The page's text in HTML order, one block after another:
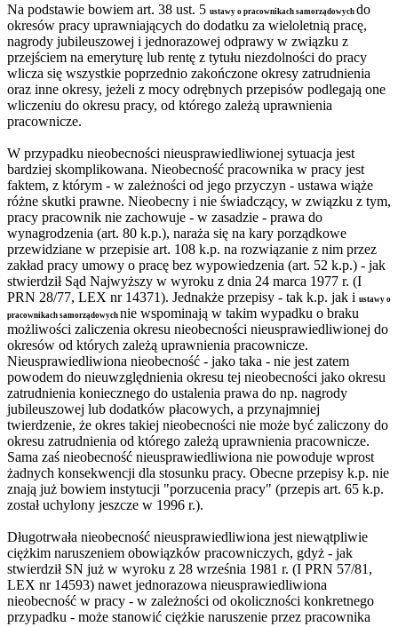
Na podstawie bowiem art. 38 ust. 5 ustawy o pracownikach samorządowych do
okresów pracy uprawniających do dodatku za wieloletnią pracę,
nagrody jubileuszowej i jednorazowej odprawy w związku z
przejściem na emeryturę lub rentę z tytułu niezdolności do pracy
wlicza się wszystkie poprzednio zakończone okresy zatrudnienia
oraz inne okresy, jeżeli z mocy odrębnych przepisów podlegają one
wliczeniu do okresu pracy, od którego zależą uprawnienia
pracownicze.
W przypadku nieobecności nieusprawiedliwionej sytuacja jest
bardziej skomplikowana. Nieobecność pracownika w pracy jest
faktem, z którym - w zależności od jego przyczyn - ustawa wiąże
różne skutki prawne. Nieobecny i nie świadczący, w związku z tym,
pracy pracownik nie zachowuje - w zasadzie - prawa do
wynagrodzenia (art. 80 k.p.), naraża się na kary porządkowe
przewidziane w przepisie art. 108 k.p. na rozwiązanie z nim przez
zakład pracy umowy o pracę bez wypowiedzenia (art. 52 k.p.) - jak
stwierdził Sąd Najwyższy w wyroku z dnia 24 marca 1977 r. (I
PRN 28/77, LEX nr 14371). Jednakże przepisy - tak k.p. jak i ustawy o
pracownikach samorządowych nie wspominają w takim wypadku o braku
możliwości zaliczenia okresu nieobecności nieusprawiedliwionej do
okresów od których zależą uprawnienia pracownicze.
Nieusprawiedliwiona nieobecność - jako taka - nie jest zatem
powodem do nieuwzględnienia okresu tej nieobecności jako okresu
zatrudnienia koniecznego do ustalenia prawa do np. nagrody
jubileuszowej lub dodatków płacowych, a przynajmniej
twierdzenie, że okres takiej nieobecności nie może być zaliczony do
okresu zatrudnienia od którego zależą uprawnienia pracownicze.
Sama zaś nieobecność nieusprawiedliwiona nie powoduje wprost
żadnych konsekwencji dla stosunku pracy. Obecne przepisy k.p. nie
znają już bowiem instytucji "porzucenia pracy" (przepis art. 65 k.p.
został uchylony jeszcze w 1996 r.).
Długotrwała nieobecność nieusprawiedliwiona jest niewątpliwie
ciężkim naruszeniem obowiązków pracowniczych, gdyż - jak
stwierdził SN już w wyroku z 28 września 1981 r. (I PRN 57/81,
LEX nr 14593) nawet jednorazowa nieusprawiedliwiona
nieobecność w pracy - w zależności od okoliczności konkretnego
przypadku - może stanowić ciężkie naruszenie przez pracownika